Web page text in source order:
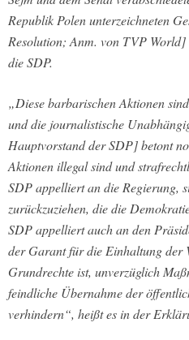
Republik Polen unterzeichneten
Resolution; Anm. von TVP
die SDP.
„Diese barbarischen Aktionen
und die journalistische
Hauptvorstand der SDP] betont
Aktionen illegal sind und
SDP appelliert an die Regierung,
zurückzuziehen, die die
SDP appelliert auch an den
der Garant für die Einhaltung der
Grundrechte ist, unverzüglich
feindliche Übernahme der
verhindern“, heißt es in der